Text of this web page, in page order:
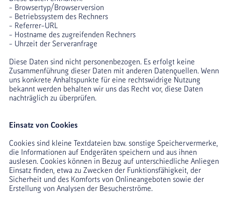
- Browsertyp/Browserversion
- Betriebssystem des Rechners
- Referrer-URL
- Hostname des zugreifenden Rechners
- Uhrzeit der Serveranfrage
Diese Daten sind nicht personenbezogen. Es erfolgt keine
Zusammenführung dieser Daten mit anderen Datenquellen. Wenn
uns konkrete Anhaltspunkte für eine rechtswidrige Nutzung
bekannt werden behalten wir uns das Recht vor, diese Daten
nachträglich zu überprüfen.
Einsatz von Cookies
Cookies sind kleine Textdateien bzw. sonstige Speichervermerke,
die Informationen auf Endgeräten speichern und aus ihnen
auslesen. Cookies können in Bezug auf unterschiedliche Anliegen
Einsatz finden, etwa zu Zwecken der Funktionsfähigkeit, der
Sicherheit und des Komforts von Onlineangeboten sowie der
Erstellung von Analysen der Besucherströme.